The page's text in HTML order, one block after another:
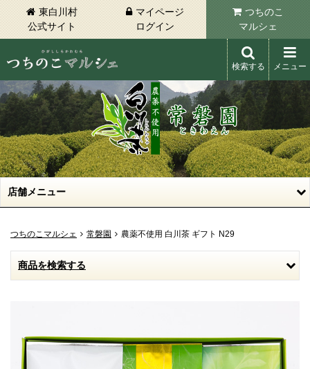
東白川村
公式サイト
マイページ
ログイン
つちのこ
マルシェ
東白川村 つちのこマルシェ
検索する メニュー
店舗メニュー
つちのこマルシェ 常磐園 農薬不使用 白川茶 ギフト N29
商品を検索する